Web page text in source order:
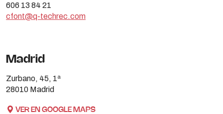
606 13 84 21
cfont@q-techrec.com
Madrid
Zurbano, 45, 1ª
28010 Madrid
VER EN GOOGLE MAPS